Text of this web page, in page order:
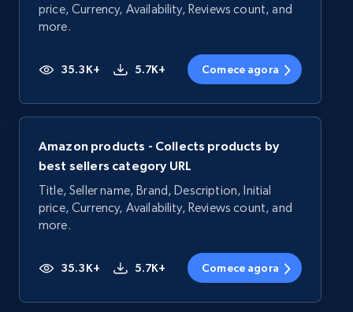
price, Currency, Availability, Reviews count, and
more.
35.3K+ 5.7K+ Comece agora
Amazon products - Collects products by
best sellers category URL
Title, Seller name, Brand, Description, Initial
price, Currency, Availability, Reviews count, and
more.
35.3K+ 5.7K+ Comece agora